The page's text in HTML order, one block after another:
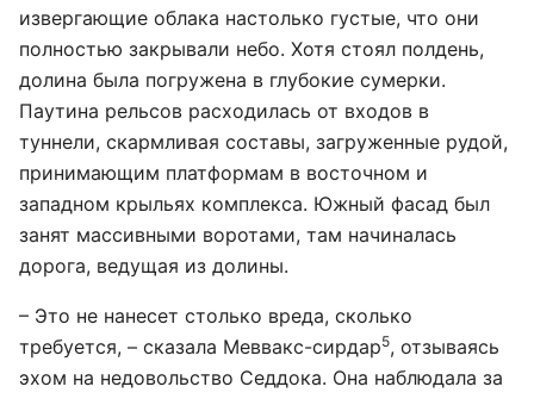
извергающие облака настолько густые, что они
полностью закрывали небо. Хотя стоял полдень,
долина была погружена в глубокие сумерки.
Паутина рельсов расходилась от входов в
туннели, скармливая составы, загруженные рудой,
принимающим платформам в восточном и
западном крыльях комплекса. Южный фасад был
занят массивными воротами, там начиналась
дорога, ведущая из долины.
– Это не нанесет столько вреда, сколько
требуется, – сказала Меввакс-сирдар5, отзываясь
эхом на недовольство Седдока. Она наблюдала за